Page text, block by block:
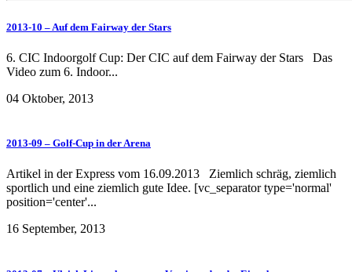
2013-10 – Auf dem Fairway der Stars
6. CIC Indoorgolf Cup: Der CIC auf dem Fairway der Stars Das
Video zum 6. Indoor...
04 Oktober, 2013
2013-09 – Golf-Cup in der Arena
Artikel in der Express vom 16.09.2013 Ziemlich schräg, ziemlich
sportlich und eine ziemlich gute Idee. [vc_separator type='normal'
position='center'...
16 September, 2013